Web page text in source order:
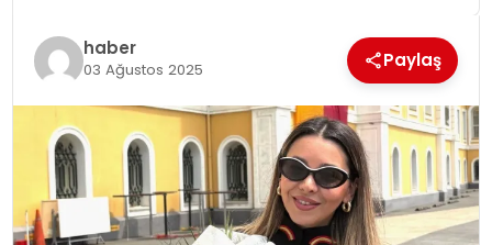
haber
03 Ağustos 2025 Paylaş